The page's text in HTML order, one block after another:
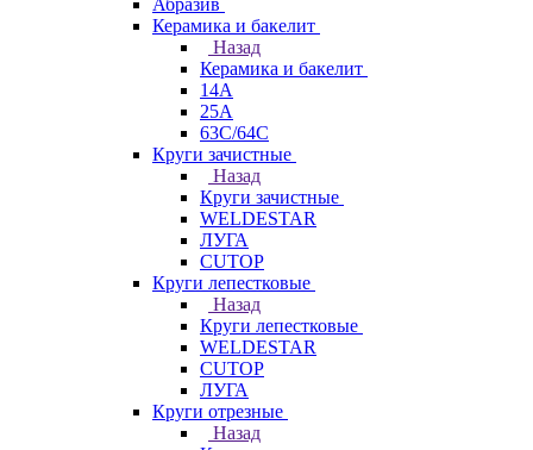
Абразив
Керамика и бакелит
Назад
Керамика и бакелит
14А
25А
63С/64С
Круги зачистные
Назад
Круги зачистные
WELDESTAR
ЛУГА
CUTOP
Круги лепестковые
Назад
Круги лепестковые
WELDESTAR
CUTOP
ЛУГА
Круги отрезные
Назад